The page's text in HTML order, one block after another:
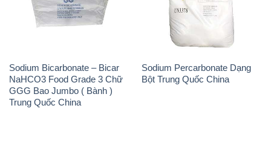
Sodium Bicarbonate – Bicar
NaHCO3 Food Grade 3 Chữ
GGG Bao Jumbo ( Bành )
Trung Quốc China
Sodium Percarbonate Dạng
Bột Trung Quốc China